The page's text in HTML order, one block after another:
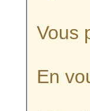
Vous
En